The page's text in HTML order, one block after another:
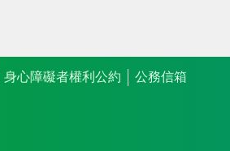
身心障礙者權利公約
公務信箱